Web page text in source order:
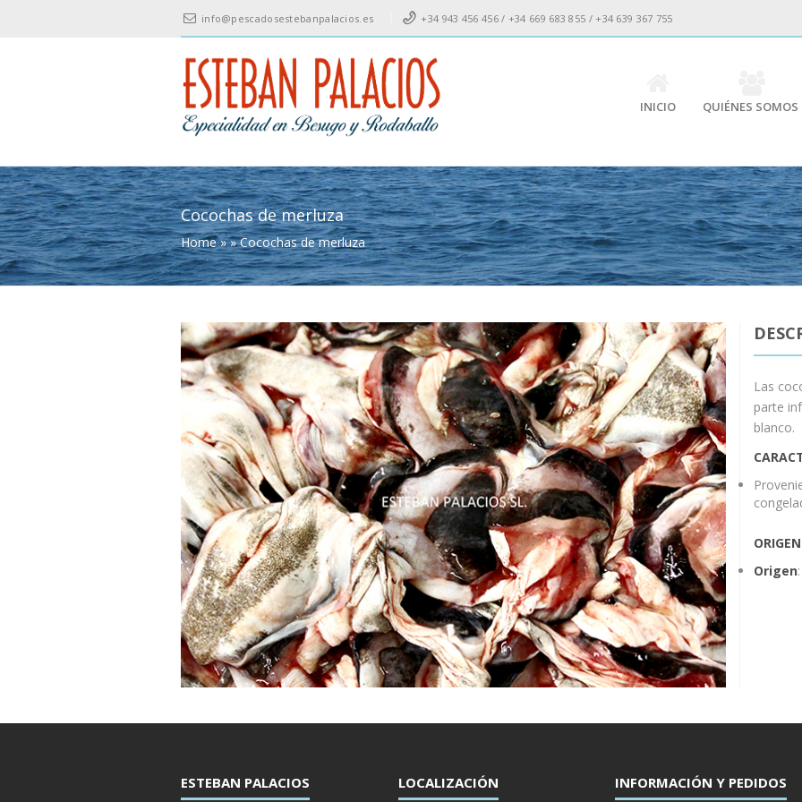
info@pescadosestebanpalacios.es +34 943 456 456 / +34 669 683 855 / +34 639 367 755
INICIO QUIÉNES SOMOS
Cocochas de merluza
Home » »Cocochas de merluza
Las
parte
blanco.
Origen
ESTEBAN PALACIOS LOCALIZACIÓN INFORMACIÓN Y PEDIDOS